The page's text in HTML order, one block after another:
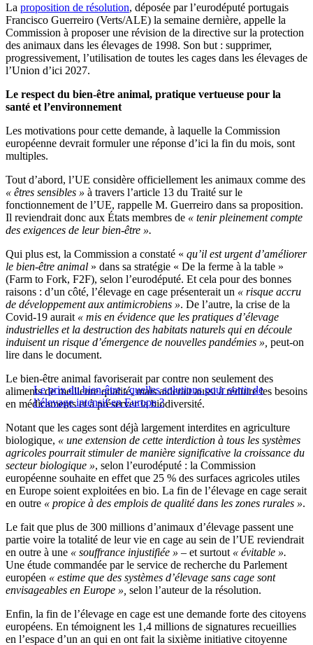
La proposition de résolution, déposée par l’eurodéputé portugais
Francisco Guerreiro (Verts/ALE) la semaine dernière, appelle la
Commission à proposer une révision de la directive sur la protection
des animaux dans les élevages de 1998. Son but : supprimer,
progressivement, l’utilisation de toutes les cages dans les élevages de
l’Union d’ici 2027.
Le respect du bien-être animal, pratique vertueuse pour la
santé et l’environnement
Les motivations pour cette demande, à laquelle la Commission
européenne devrait formuler une réponse d’ici la fin du mois, sont
multiples.
Tout d’abord, l’UE considère officiellement les animaux comme des
« êtres sensibles » à travers l’article 13 du Traité sur le
fonctionnement de l’UE, rappelle M. Guerreiro dans sa proposition.
Il reviendrait donc aux États membres de « tenir pleinement compte
des exigences de leur bien-être ».
Qui plus est, la Commission a constaté « qu’il est urgent d’améliorer
le bien-être animal » dans sa stratégie « De la ferme à la table »
(Farm to Fork, F2F), selon l’eurodéputé. Et cela pour des bonnes
raisons : d’un côté, l’élevage en cage présenterait un « risque accru
de développement aux antimicrobiens ». De l’autre, la crise de la
Covid-19 aurait « mis en évidence que les pratiques d’élevage
industrielles et la destruction des habitats naturels qui en découle
induisent un risque d’émergence de nouvelles pandémies », peut-on
lire dans le document.
Le prix du bien-être : quelles solutions pour sortir de
l’élevage intensif en Europe ?
Le bien-être animal favoriserait par contre non seulement des
aliments de meilleure qualité, mais aiderait aussi à réduire les besoins
en médicaments et à préserver la biodiversité.
Notant que les cages sont déjà largement interdites en agriculture
biologique, « une extension de cette interdiction à tous les systèmes
agricoles pourrait stimuler de manière significative la croissance du
secteur biologique », selon l’eurodéputé : la Commission
européenne souhaite en effet que 25 % des surfaces agricoles utiles
en Europe soient exploitées en bio. La fin de l’élevage en cage serait
en outre « propice à des emplois de qualité dans les zones rurales ».
Le fait que plus de 300 millions d’animaux d’élevage passent une
partie voire la totalité de leur vie en cage au sein de l’UE reviendrait
en outre à une « souffrance injustifiée » – et surtout « évitable ».
Une étude commandée par le service de recherche du Parlement
européen « estime que des systèmes d’élevage sans cage sont
envisageables en Europe », selon l’auteur de la résolution.
Enfin, la fin de l’élevage en cage est une demande forte des citoyens
européens. En témoignent les 1,4 millions de signatures recueillies
en l’espace d’un an qui en ont fait la sixième initiative citoyenne